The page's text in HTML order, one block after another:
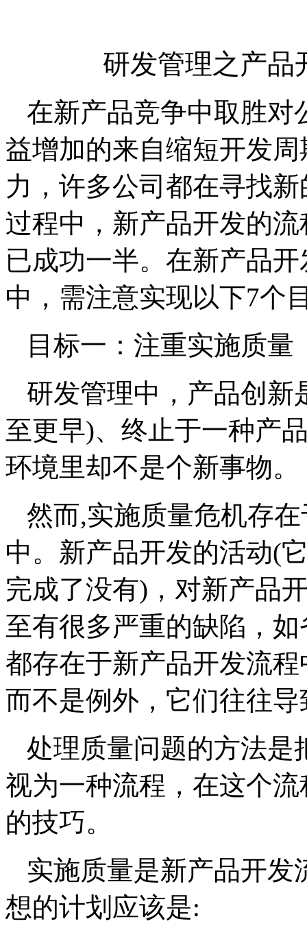
研发管理之产品
在新产品竞争中取胜对
益增加的来自缩短开发
力，许多公司都在寻找
过程中，新产品开发的
已成功一半。在新产品
中，需注意实现以下7个
目标一：注重实施质量
研发管理中，产品创新
至更早)、终止于一种产
环境里却不是个新事物。
然而,实施质量危机存
中。新产品开发的活动(
完成了没有) ，对新产品
至有很多严重的缺陷，
都存在于新产品开发流
而不是例外，它们往往
处理质量问题的方法是
视为一种流程，在这个
的技巧。
实施质量是新产品开发
想的计划应该是: